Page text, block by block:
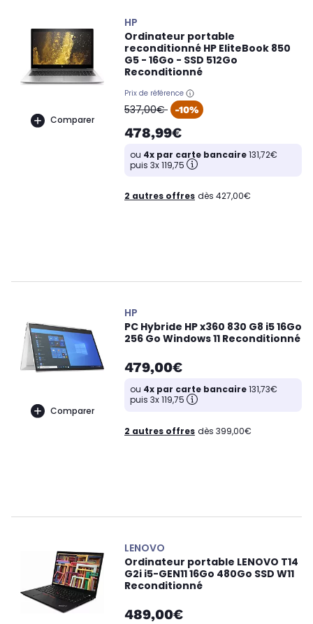
Comparer
HP
Ordinateur portable
reconditionné HP EliteBook 850
G5 - 16Go - SSD 512Go
Reconditionné
Prix de référence
oldPrice
537,00€ -10%
478,99€
ou 4x par carte bancaire131,72€
puis 3x 119,75
2 autres offres dès 427,00€
Comparer
HP
PC Hybride HP x360 830 G8 i5 16Go
256 Go Windows 11 Reconditionné
479,00€
ou 4x par carte bancaire131,73€
puis 3x 119,75
2 autres offres dès 399,00€
LENOVO
Ordinateur portable LENOVO T14
G2i i5-GEN11 16Go 480Go SSD W11
Reconditionné
489,00€